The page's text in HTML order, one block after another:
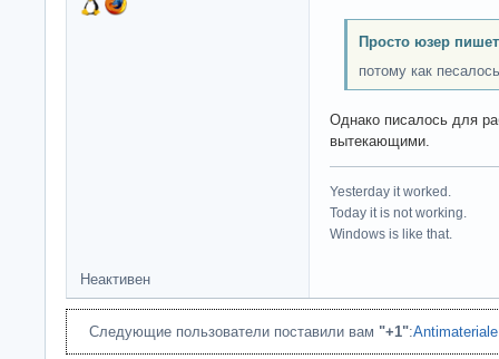
Просто юзер
потому как
Однако писалось для
вытекающими.
Yesterday it worked.
Today it is not working.
Windows is like that.
Неактивен
Следующие пользователи поставили вам "+1":Antimateriale